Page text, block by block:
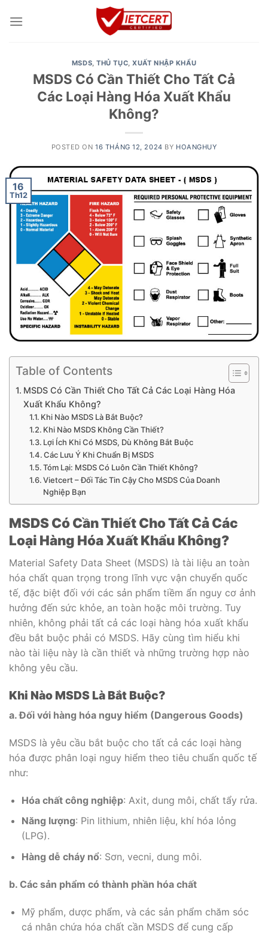
MSDS,THỦ TỤC,XUẤT NHẬP KHẨU
MSDS Có Cần Thiết Cho Tất Cả
Các Loại Hàng Hóa Xuất Khẩu
Không?
POSTED ON16 THÁNG 12, 2024 BY HOANGHUY
16
Th12
Table of Contents
MSDS Có Cần Thiết Cho Tất Cả Các Loại Hàng Hóa
Xuất Khẩu Không?
Khi Nào MSDS Là Bắt Buộc?
Khi Nào MSDS Không Cần Thiết?
Lợi Ích Khi Có MSDS, Dù Không Bắt Buộc
Các Lưu Ý Khi Chuẩn Bị MSDS
Tóm Lại: MSDS Có Luôn Cần Thiết Không?
Vietcert – Đối Tác Tin Cậy Cho MSDS Của Doanh
Nghiệp Bạn
MSDS Có Cần Thiết Cho Tất Cả Các
Loại Hàng Hóa Xuất Khẩu Không?
Material Safety Data Sheet (MSDS) là tài liệu an toàn
hóa chất quan trọng trong lĩnh vực vận chuyển quốc
tế, đặc biệt đối với các sản phẩm tiềm ẩn nguy cơ ảnh
hưởng đến sức khỏe, an toàn hoặc môi trường. Tuy
nhiên, không phải tất cả các loại hàng hóa xuất khẩu
đều bắt buộc phải có MSDS. Hãy cùng tìm hiểu khi
nào tài liệu này là cần thiết và những trường hợp nào
không yêu cầu.
Khi Nào MSDS Là Bắt Buộc?
a. Đối với hàng hóa nguy hiểm (Dangerous Goods)
MSDS là yêu cầu bắt buộc cho tất cả các loại hàng
hóa được phân loại nguy hiểm theo tiêu chuẩn quốc tế
như:
Hóa chất công nghiệp: Axit, dung môi, chất tẩy rửa.
Năng lượng: Pin lithium, nhiên liệu, khí hóa lỏng
(LPG).
Hàng dễ cháy nổ: Sơn, vecni, dung môi.
b. Các sản phẩm có thành phần hóa chất
Mỹ phẩm, dược phẩm, và các sản phẩm chăm sóc
cá nhân chứa hóa chất cần MSDS để cung cấp